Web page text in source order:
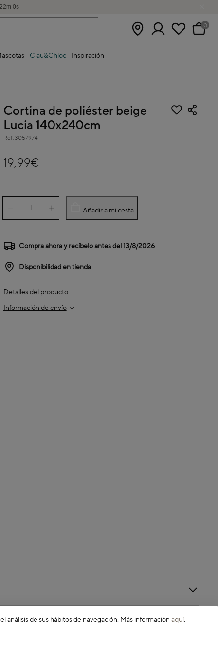
21m 59s
0
Clau&Chloe Inspiración
Cortina de poliéster beige
Lucia 140x240cm
Ref. 3057974
19,99€
Añadir a mi cesta
Compra ahora y recíbelo antes del13/8/2026
Disponibilidad en tienda
Detalles del producto
Información de envío
de sus hábitos de navegación. Más información aquí.